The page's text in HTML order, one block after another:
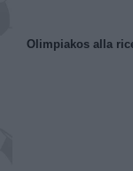
Olimpiakos alla